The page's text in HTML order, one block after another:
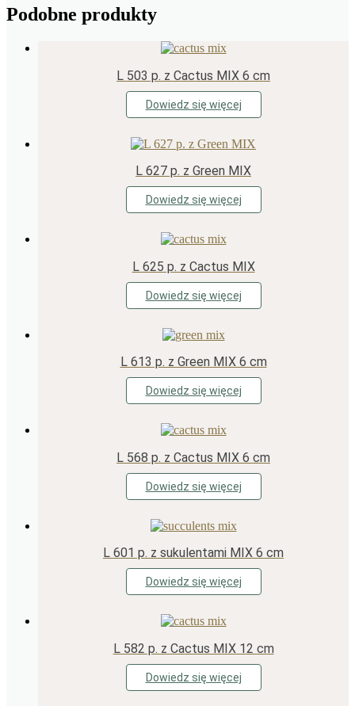
Podobne produkty
L 503 p. z Cactus MIX 6 cm
Dowiedz się więcej
L 627 p. z Green MIX
Dowiedz się więcej
L 625 p. z Cactus MIX
Dowiedz się więcej
L 613 p. z Green MIX 6 cm
Dowiedz się więcej
L 568 p. z Cactus MIX 6 cm
Dowiedz się więcej
L 601 p. z sukulentami MIX 6 cm
Dowiedz się więcej
L 582 p. z Cactus MIX 12 cm
Dowiedz się więcej